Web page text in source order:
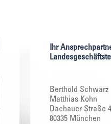
Ihr
Berthold Schwarz
Matthias Kohn
Dachauer Straße 4
80335 München